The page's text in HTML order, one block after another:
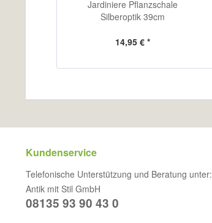
Jardiniere Pflanzschale
Silberoptik 39cm
14,95 € *
Kundenservice
Telefonische Unterstützung und Beratung unter:
Antik mit Stil GmbH
08135 93 90 43 0